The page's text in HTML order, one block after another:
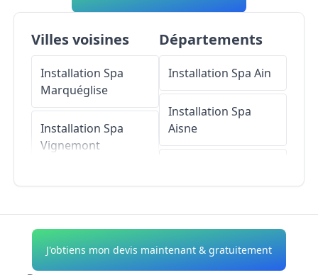
Villes voisines
Installation Spa
Marquéglise
Installation Spa
Vignemont
Installation Spa
Élincourt-Sainte-
Départements
Installation Spa Ain
Installation Spa
Aisne
Allier
Provence
J'obtiens mon devis maintenant & gratuitement